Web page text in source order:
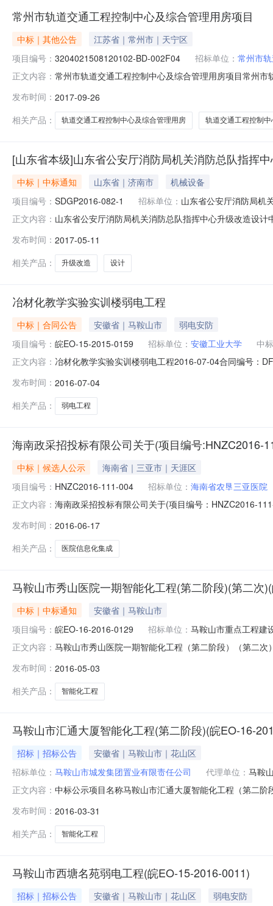
常州市轨道交通工程控制中心及综合管理用房项目
中标｜其他公告
江苏省｜常州市｜天宁区
项目编号： 3204021508120102-BD-002F04 招标单位： 常州市
正文内容： 常州市轨道交通工程控制中心及综合管理用房项目常州
BD-002F04标段名称常州市轨道交通工程控制中心及综
大道
发布时间： 2017-09-26
相关产品：
轨道交通工程控制中心及综合管理用房 轨道交通工程控制
[山东省本级]山东省公安厅消防局机关消防总队指挥
中标｜中标通知 山东省｜济南市
机械设备
项目编号： SDGP2016-082-1 招标单位： 山东省公安厅消防局机
正文内容： 山东省公安厅消防局机关消防总队指挥中心升级改造设
队指挥中心升级改造设计安徽卓源世创智能技术股份有
徽卓源世创智能技
发布时间： 2017-05-11
相关产品：
升级改造 设计
冶材化教学实验实训楼弱电工程
中标｜合同公告 安徽省｜马鞍山市
弱电安防
项目编号： 皖EO-15-2015-0159 招标单位： 安徽工业大学
中
正文内容： 冶材化教学实验实训楼弱电工程2016-07-04合同编号：
业：其他建筑安装业合同金额：124.461252万元合同签
发布时间： 2016-07-04
相关产品：
弱电工程
海南政采招投标有限公司关于(项目编号:HNZC2016-
中标｜候选人公示
海南省｜三亚市｜天涯区
项目编号： HNZC2016-111-004 招标单位： 海南省农垦三亚医院
正文内容： 海南政采招投标有限公司关于(项目编号：HNZC2016-
2、简要技术要求：详见招标文件3、合同履行日期：60
发布时间： 2016-06-17
相关产品：
医院信息化集成
马鞍山市秀山医院一期智能化工程(第二阶段)(第二次
中标｜中标通知
安徽省｜马鞍山市
项目编号： 皖EO-16-2016-0129 招标单位： 马鞍山市重点工程建
正文内容： 马鞍山市秀山医院一期智能化工程（第二阶段）（第二
（第二次）项目编号皖EO－16－2016－0129标段名称
发布时间： 2016-05-03
相关产品：
智能化工程
马鞍山市汇通大厦智能化工程(第二阶段)(皖EO-16-
招标｜招标公告
安徽省｜马鞍山市｜花山区
招标单位： 马鞍山市城发集团置业有限责任公司 代理单位： 马鞍
正文内容： 中标公示项目名称马鞍山市汇通大厦智能化工程（第二
标候选人名称安徽中程智能科技有限公司投标价(元)/费
发布时间： 2016-03-31
相关产品：
智能化工程
马鞍山市西塘名苑弱电工程(皖EO-15-2016-0011)
招标｜招标公告 安徽省｜马鞍山市｜花山区
弱电安防